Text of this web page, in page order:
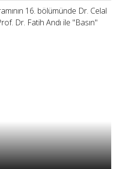
16. bölümünde Dr. Celal
Dr. Fatih Andı ile "Basın"